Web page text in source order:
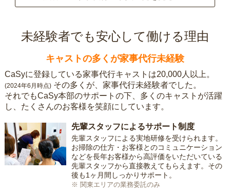
未経験者でも安心して働ける理由
キャストの多くが家事代行未経験
CaSyに登録している家事代行キャストは20,000人以上。
(2024年6月時点) その多くが、家事代行未経験者でした。
それでもCaSy本部のサポートの下、多くのキャストが活躍
し、たくさんのお客様を笑顔にしています。
先輩スタッフによるサポート制度
先輩スタッフによる実地研修を受けられます。
お掃除の仕方・お客様とのコミュニケーション
などを長年お客様から高評価をいただいている
先輩スタッフから直接教えてもらえます。その
後も1ヶ月間しっかりサポート。
※ 関東エリアの業務委託のみ